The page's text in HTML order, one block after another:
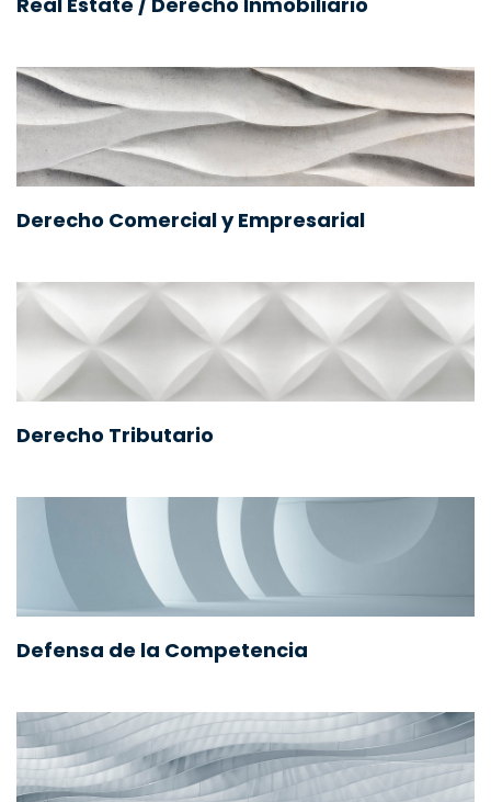
Derecho Comercial y Empresarial
Derecho Tributario
Defensa de la Competencia